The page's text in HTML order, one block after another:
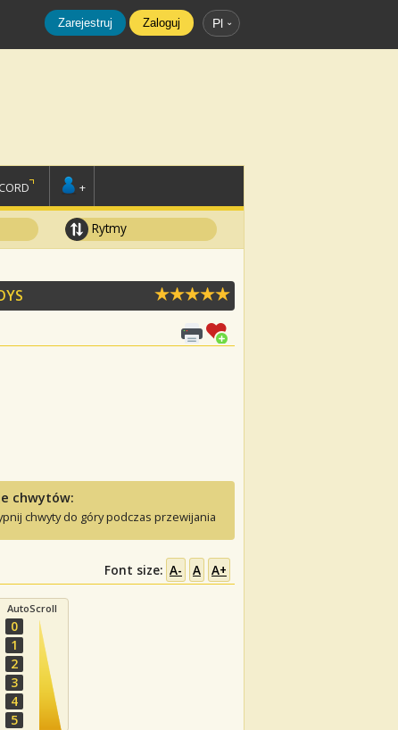
Zarejestruj Zaloguj Pl
+
Rytmy
chwytów:
chwyty do góry podczas przewijania
Font size: A- A A+
AutoScroll
0
1
2
3
4
5